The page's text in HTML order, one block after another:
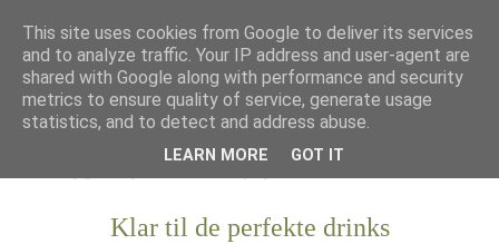
Klar til de perfekte drinks
This site uses cookies from Google to deliver its services
and to analyze traffic. Your IP address and user-agent are
shared with Google along with performance and security
metrics to ensure quality of service, generate usage
statistics, and to detect and address abuse.
LEARN MORE GOT IT